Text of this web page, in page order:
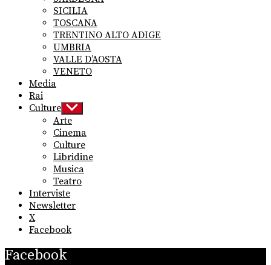
SICILIA
TOSCANA
TRENTINO ALTO ADIGE
UMBRIA
VALLE D’AOSTA
VENETO
Media
Rai
Culture Show
sub
menu
Arte
Cinema
Culture
Libridine
Musica
Teatro
Interviste
Newsletter
X
Facebook
Facebook